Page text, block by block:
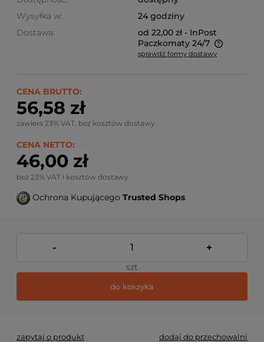
Wysyłka w:
24 godziny
Dostawa:
od 22,00 zł - InPost
Paczkomaty 24/7
Ze względu na niestandardowe wymiary produktu,
sprawdź formy dostawy
CENA BRUTTO:
56,58 zł
zawiera 23% VAT, bez kosztów dostawy
CENA NETTO:
46,00 zł
bez 23% VAT i kosztów dostawy
Ochrona Kupującego Trusted Shops
- +
szt
do koszyka
zapytaj o produkt dodaj do przechowalni